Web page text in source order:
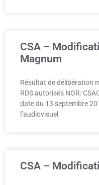
CSA –
Magnum
Résultat de délibération
RDS autorisés NOR:
date du 13 septembre
l’audiovisuel
CSA –